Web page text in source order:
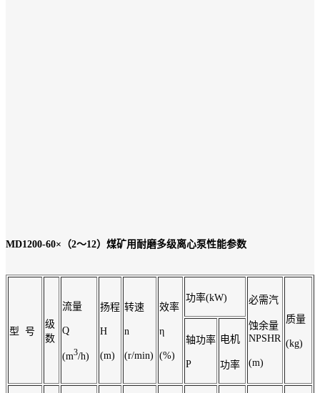
MD1200-60×（2～12） 煤矿用耐磨多级离心泵性能参数
型 号
级
数
流量
Q
(m3/h)
扬程
H
(m)
转速
n
(r/min)
效率
η
(%)
功率(kW) 必需汽
蚀余量
NPSHR
(m)
质量
(kg)
轴功率
P
电机
功率